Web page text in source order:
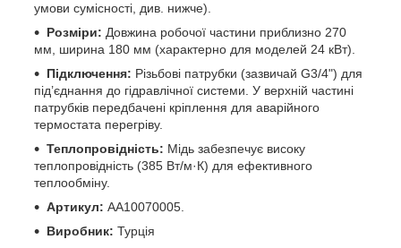
умови сумісності, див. нижче).
Розміри: Довжина робочої частини приблизно 270
мм, ширина 180 мм (характерно для моделей 24 кВт).
Підключення: Різьбові патрубки (зазвичай G3/4") для
під’єднання до гідравлічної системи. У верхній частині
патрубків передбачені кріплення для аварійного
термостата перегріву.
Теплопровідність: Мідь забезпечує високу
теплопровідність (385 Вт/м·К) для ефективного
теплообміну.
Артикул: AA10070005.
Виробник: Турція